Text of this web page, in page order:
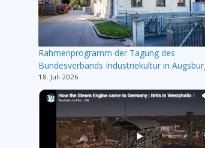
Rahmenprogramm der Tagung des
Bundesverbands Industriekultur in
18. Juli 2026